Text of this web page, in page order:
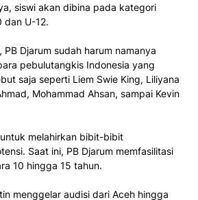
siswi akan dibina pada kategori
dan U-12.
Djarum sudah harum namanya
pebulutangkis Indonesia yang
saja seperti Liem Swie King, Liliyana
Mohammad Ahsan, sampai Kevin
melahirkan bibit-bibit
Saat ini, PB Djarum memfasilitasi
10 hingga 15 tahun.
menggelar audisi dari Aceh hingga